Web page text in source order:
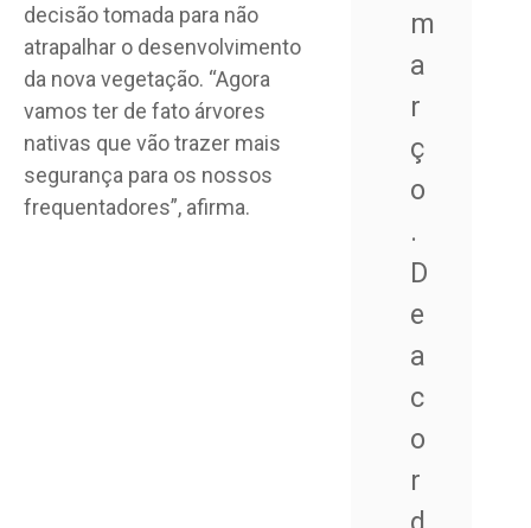
m
a
r
ç
o
.
D
e
a
c
o
r
decisão tomada para não
atrapalhar o desenvolvimento
da nova vegetação. “Agora
vamos ter de fato árvores
nativas que vão trazer mais
segurança para os nossos
frequentadores”, afirma.